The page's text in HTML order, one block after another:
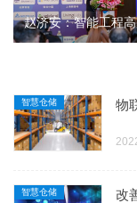
智慧仓储 物
智慧仓储 改